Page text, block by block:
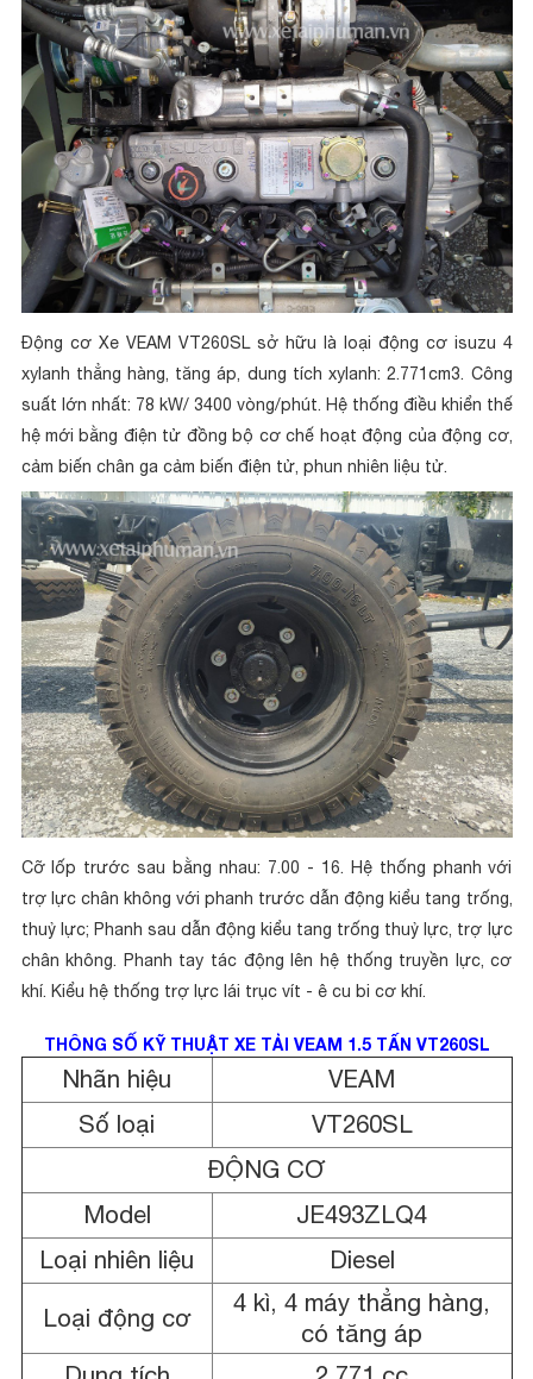
Động cơ Xe VEAM VT260SL sở hữu là loại động cơ isuzu 4
xylanh thẳng hàng, tăng áp, dung tích xylanh: 2.771cm3. Công
suất lớn nhất: 78 kW/ 3400 vòng/phút. Hệ thống điều khiển thế
hệ mới bằng điện tử đồng bộ cơ chế hoạt động của động cơ,
cảm biến chân ga cảm biến điện tử, phun nhiên liệu tử.
Cỡ lốp trước sau bằng nhau: 7.00 - 16. Hệ thống phanh với
trợ lực chân không với phanh trước dẫn động kiểu tang trống,
thuỷ lực; Phanh sau dẫn động kiểu tang trống thuỷ lực, trợ lực
chân không. Phanh tay tác động lên hệ thống truyền lực, cơ
khí. Kiểu hệ thống trợ lực lái trục vít - ê cu bi cơ khí.
THÔNG SỐ KỸ THUẬT XE TẢI VEAM 1.5 TẤN VT260SL
Nhãn hiệu
VEAM
Số loại
VT260SL
ĐỘNG CƠ
Model
JE493ZLQ4
Loại nhiên liệu
Diesel
Loại động cơ
4 kì, 4 máy thẳng hàng,
có tăng áp